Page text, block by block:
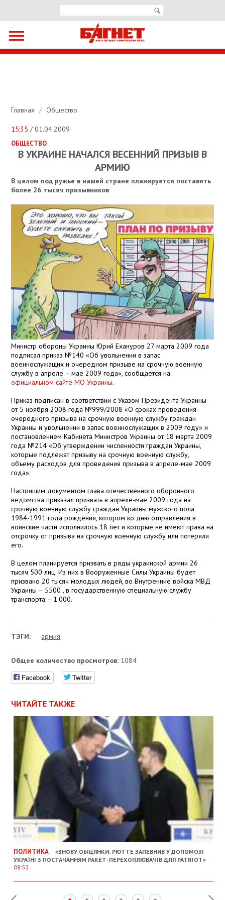
Главная / Общество
15:35 / 01.04.2009
ОБЩЕСТВО
В УКРАИНЕ НАЧАЛСЯ ВЕСЕННИЙ ПРИЗЫВ В
АРМИЮ
В целом под ружье в нашей стране планируется поставить
более 26 тысяч призывников
Министр обороны Украины Юрий Ехануров 27 марта 2009 года
подписал приказ №140 «Об увольнении в запас
военнослужащих и очередном призыве на срочную военную
службу в апреле – мае 2009 года», сообщается на
официальном сайте МО Украины.
Приказ подписан в соответствии с Указом Президента Украины
от 5 ноября 2008 года №999/2008 «О сроках проведения
очередного призыва на срочную военную службу граждан
Украины и увольнении в запас военнослужащих в 2009 году» и
постановлением Кабинета Министров Украины от 18 марта 2009
года №214 «Об утверждении численности граждан Украины,
которые подлежат призыву на срочную военную службу,
объему расходов для проведения призыва в апреле-мае 2009
года».
Настоящим документом глава отечественного оборонного
ведомства приказал призвать в апреле-мае 2009 года на
срочную военную службу граждан Украины мужского пола
1984-1991 года рождения, котором ко дню отправления в
воинские части исполнилось 18 лет и которые не имеют права на
отсрочку от призыва на срочную военную службу или потеряли
его.
В целом планируется призвать в ряды украинской армии 26
тысяч 500 лиц. Из них в Вооруженные Силы Украины будет
призвано 20 тысяч молодых людей, во Внутренние войска МВД
Украины – 5500 , в государственную специальную службу
транспорта – 1.000.
ТЭГИ: армия
Общее количество просмотров: 1084
Facebook Twitter
ЧИТАЙТЕ ТАКЖЕ
ПОЛИТИКА
«ЗНОВУ ОБІЦЯНКИ: РЮТТЕ ЗАПЕВНИВ У ДОПОМОЗІ
УКРАЇНІ З ПОСТАЧАННЯМ РАКЕТ-ПЕРЕХОПЛЮВАЧІВ ДЛЯ PATRIOT»
08:52